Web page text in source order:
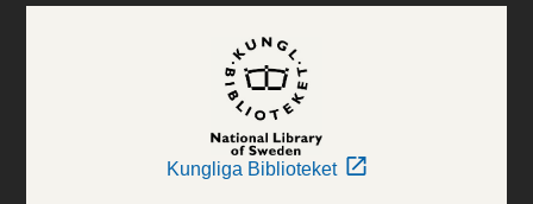
Kungliga Biblioteket